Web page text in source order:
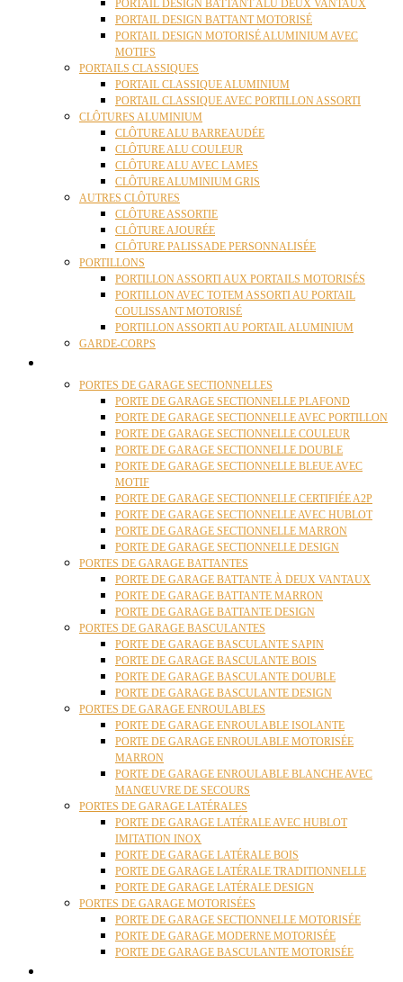
PORTAIL DESIGN BATTANT ALU DEUX VANTAUX
PORTAIL DESIGN BATTANT MOTORISÉ
PORTAIL DESIGN MOTORISÉ ALUMINIUM AVEC
MOTIFS
PORTAILS CLASSIQUES
PORTAIL CLASSIQUE ALUMINIUM
PORTAIL CLASSIQUE AVEC PORTILLON ASSORTI
CLÔTURES ALUMINIUM
CLÔTURE ALU BARREAUDÉE
CLÔTURE ALU COULEUR
CLÔTURE ALU AVEC LAMES
CLÔTURE ALUMINIUM GRIS
AUTRES CLÔTURES
CLÔTURE ASSORTIE
CLÔTURE AJOURÉE
CLÔTURE PALISSADE PERSONNALISÉE
PORTILLONS
PORTILLON ASSORTI AUX PORTAILS MOTORISÉS
PORTILLON AVEC TOTEM ASSORTI AU PORTAIL
COULISSANT MOTORISÉ
PORTILLON ASSORTI AU PORTAIL ALUMINIUM
GARDE-CORPS
PORTES DE GARAGE SECTIONNELLES
PORTE DE GARAGE SECTIONNELLE PLAFOND
PORTE DE GARAGE SECTIONNELLE AVEC PORTILLON
PORTE DE GARAGE SECTIONNELLE COULEUR
PORTE DE GARAGE SECTIONNELLE DOUBLE
PORTE DE GARAGE SECTIONNELLE BLEUE AVEC
MOTIF
PORTE DE GARAGE SECTIONNELLE CERTIFIÉE A2P
PORTE DE GARAGE SECTIONNELLE AVEC HUBLOT
PORTE DE GARAGE SECTIONNELLE MARRON
PORTE DE GARAGE SECTIONNELLE DESIGN
PORTES DE GARAGE BATTANTES
PORTE DE GARAGE BATTANTE À DEUX VANTAUX
PORTE DE GARAGE BATTANTE MARRON
PORTE DE GARAGE BATTANTE DESIGN
PORTES DE GARAGE BASCULANTES
PORTE DE GARAGE BASCULANTE SAPIN
PORTE DE GARAGE BASCULANTE BOIS
PORTE DE GARAGE BASCULANTE DOUBLE
PORTE DE GARAGE BASCULANTE DESIGN
PORTES DE GARAGE ENROULABLES
PORTE DE GARAGE ENROULABLE ISOLANTE
PORTE DE GARAGE ENROULABLE MOTORISÉE
MARRON
PORTE DE GARAGE ENROULABLE BLANCHE AVEC
MANŒUVRE DE SECOURS
PORTES DE GARAGE LATÉRALES
PORTE DE GARAGE LATÉRALE AVEC HUBLOT
IMITATION INOX
PORTE DE GARAGE LATÉRALE BOIS
PORTE DE GARAGE LATÉRALE TRADITIONNELLE
PORTE DE GARAGE LATÉRALE DESIGN
PORTES DE GARAGE MOTORISÉES
PORTE DE GARAGE SECTIONNELLE MOTORISÉE
PORTE DE GARAGE MODERNE MOTORISÉE
PORTE DE GARAGE BASCULANTE MOTORISÉE